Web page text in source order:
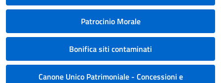
Patrocinio Morale
Bonifica siti contaminati
Canone Unico Patrimoniale - Concessioni e